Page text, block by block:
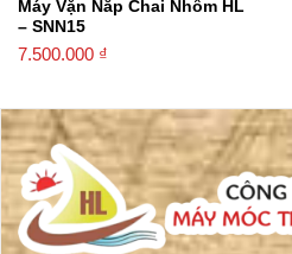
Máy Vặn Nắp Chai Nhôm HL
– SNN15
7.500.000 ₫